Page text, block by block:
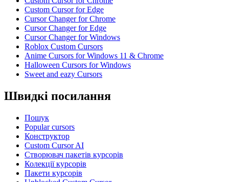
Custom Cursor for Edge
Cursor Changer for Chrome
Cursor Changer for Edge
Cursor Changer for Windows
Roblox Custom Cursors
Anime Cursors for Windows 11 & Chrome
Halloween Cursors for Windows
Sweet and eazy Cursors
Швидкі посилання
Пошук
Popular cursors
Конструктор
Custom Cursor AI
Створювач пакетів курсорів
Колекції курсорів
Пакети курсорів